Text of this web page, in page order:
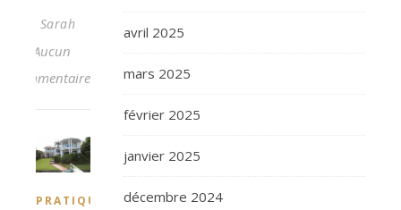
Sarah
Aucun
commentaire
PRATIQUE
avril 2025
mars 2025
février 2025
janvier 2025
décembre 2024